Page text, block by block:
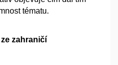
tématu.
zahraničí